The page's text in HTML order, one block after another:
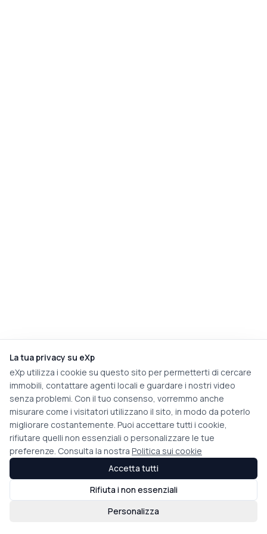
La tua privacy su eXp
eXp utilizza i cookie su questo sito per permetterti di cercare
immobili, contattare agenti locali e guardare i nostri video
senza problemi. Con il tuo consenso, vorremmo anche
misurare come i visitatori utilizzano il sito, in modo da poterlo
migliorare costantemente. Puoi accettare tutti i cookie,
rifiutare quelli non essenziali o personalizzare le tue
preferenze. Consulta la nostra Politica sui cookie
Personalizza
Rifiuta i non essenziali
Accetta tutti